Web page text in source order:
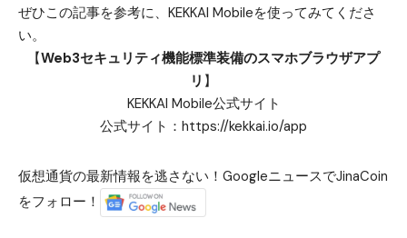
ぜひこの記事を参考に、KEKKAI Mobileを使ってみてくださ
い。
【Web3セキュリティ機能標準装備のスマホブラウザアプ
リ 】
KEKKAI Mobile公式サイト
公式サイト： https://kekkai.io/app
仮想通貨の最新情報を逃さない！GoogleニュースでJinaCoin
をフォロー！